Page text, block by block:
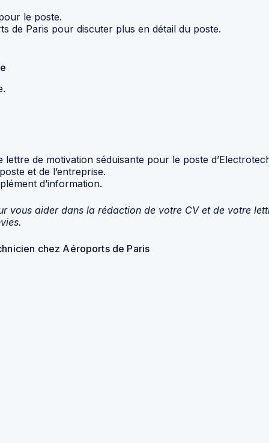
le poste.
de Paris pour discuter plus en détail du poste.
de motivation séduisante pour le poste
et de l’entreprise.
d’information.
vous aider dans la rédaction de votre CV et de votre
chez Aéroports de Paris